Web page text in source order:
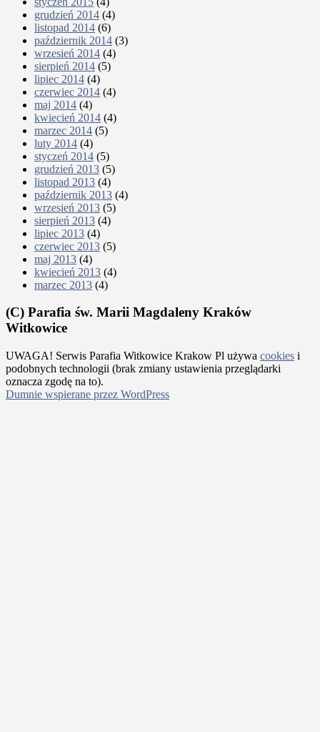
grudzień 2014 (4)
listopad 2014 (6)
październik 2014 (3)
wrzesień 2014 (4)
sierpień 2014 (5)
lipiec 2014 (4)
czerwiec 2014 (4)
maj 2014 (4)
kwiecień 2014 (4)
marzec 2014 (5)
luty 2014 (4)
styczeń 2014 (5)
grudzień 2013 (5)
listopad 2013 (4)
październik 2013 (4)
wrzesień 2013 (5)
sierpień 2013 (4)
lipiec 2013 (4)
czerwiec 2013 (5)
maj 2013 (4)
kwiecień 2013 (4)
marzec 2013 (4)
(C) Parafia św. Marii Magdaleny Kraków
Witkowice
UWAGA! Serwis Parafia Witkowice Krakow Pl używa cookies i
podobnych technologii (brak zmiany ustawienia przeglądarki
oznacza zgodę na to).
Dumnie wspierane przez WordPress